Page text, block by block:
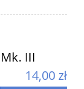
III
14,00 zł